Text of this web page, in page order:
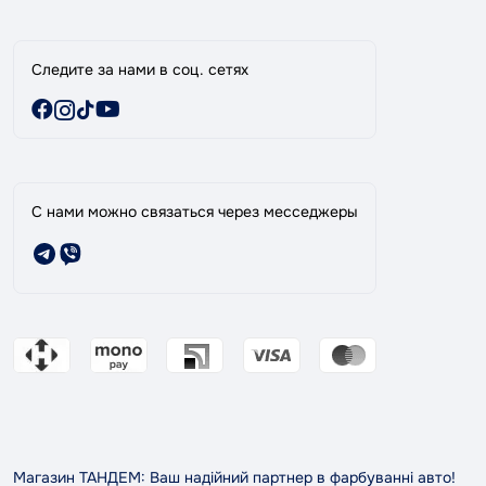
Следите за нами в соц. сетях
С нами можно связаться через месседжеры
Магазин ТАНДЕМ: Ваш надійний партнер в фарбуванні авто!